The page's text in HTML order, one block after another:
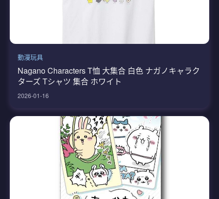
動漫玩具
Nagano Characters T恤 大集合 白色 ナガノキャラク
ターズ Tシャツ 集合 ホワイト
2026-01-16